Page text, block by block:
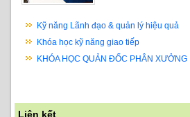
Kỹ năng Lãnh đạo & quản lý hiệu quả
Khóa học kỹ năng giao tiếp
KHÓA HỌC QUẢN ĐỐC PHÂN XƯỞNG
Liên kết